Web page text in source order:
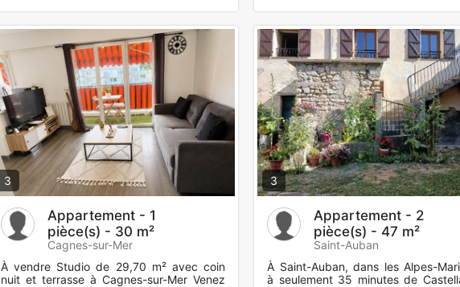
3
Appartement - 1
pièce(s) - 30 m²
Cagnes-sur-Mer
À vendre Studio de 29,70 m² avec coin
nuit et terrasse à Cagnes-sur-Mer Venez
3
Appartement - 2
pièce(s) - 47 m²
Saint-Auban
À Saint-Auban, dans les Alpes-
à seulement 35 minutes de